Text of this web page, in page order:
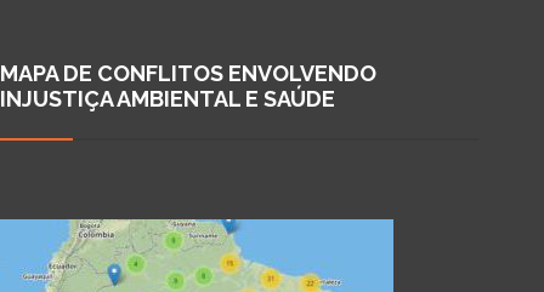
MAPA DE CONFLITOS ENVOLVENDO
INJUSTIÇA AMBIENTAL E SAÚDE